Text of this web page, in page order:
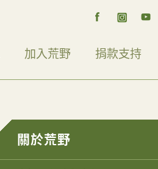
加入荒野 捐款支持
關於荒野